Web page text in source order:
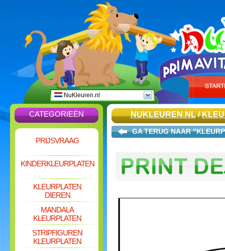
NuKleuren.nl
CATEGORIEËN
PRIJSVRAAG
KINDERKLEURPLATEN
KLEURPLATEN
DIEREN
MANDALA
KLEURPLATEN
STRIPFIGUREN
KLEURPLATEN
NUKLEUREN.NL/
GA TERUG NAAR